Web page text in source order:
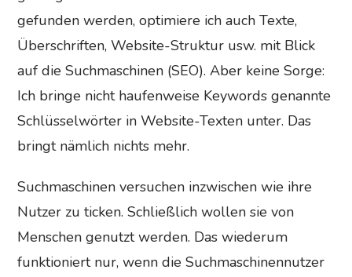
gefunden werden, optimiere ich auch Texte,
Überschriften, Website-Struktur usw. mit Blick
auf die Suchmaschinen (SEO). Aber keine Sorge:
Ich bringe nicht haufenweise Keywords genannte
Schlüsselwörter in Website-Texten unter. Das
bringt nämlich nichts mehr.
Suchmaschinen versuchen inzwischen wie ihre
Nutzer zu ticken. Schließlich wollen sie von
Menschen genutzt werden. Das wiederum
funktioniert nur, wenn die Suchmaschinennutzer